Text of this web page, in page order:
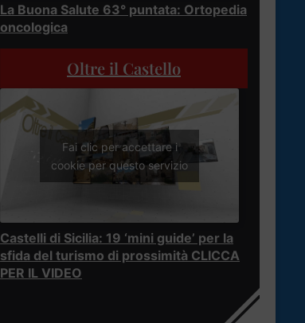
La Buona Salute 63° puntata: Ortopedia
oncologica
Oltre il Castello
Fai clic per accettare i
cookie per questo servizio
Castelli di Sicilia: 19 ‘mini guide’ per la
sfida del turismo di prossimità CLICCA
PER IL VIDEO